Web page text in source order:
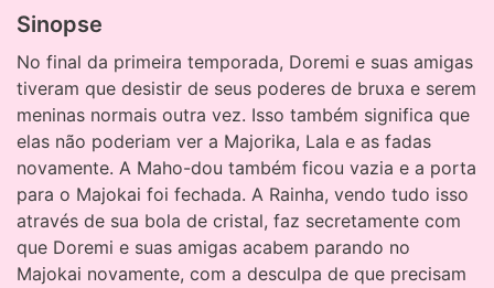
Sinopse
No final da primeira temporada, Doremi e suas amigas
tiveram que desistir de seus poderes de bruxa e serem
meninas normais outra vez. Isso também significa que
elas não poderiam ver a Majorika, Lala e as fadas
novamente. A Maho-dou também ficou vazia e a porta
para o Majokai foi fechada. A Rainha, vendo tudo isso
através de sua bola de cristal, faz secretamente com
que Doremi e suas amigas acabem parando no
Majokai novamente, com a desculpa de que precisam